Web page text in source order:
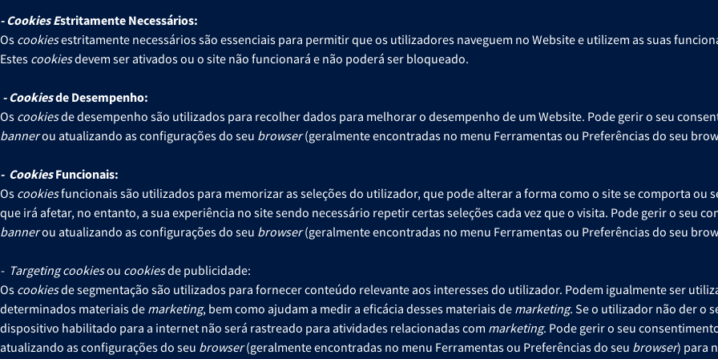
- Cookies Estritamente Necessários:
Os cookiesestritamente necessários são essenciais para permitir que os utilizadores naveguem no Website e utilizem as suas
Estes cookiesdevem ser ativados ou o site não funcionará e não poderá ser bloqueado.
- Cookiesde Desempenho:
Os cookiesde desempenho são utilizados para recolher dados para melhorar o desempenho de um Website. Pode gerir o seu
bannerou atualizando as configurações do seu browser(geralmente encontradas no menu Ferramentas ou Preferências do seu
- CookiesFuncionais:
Os cookiesfuncionais são utilizados para memorizar as seleções do utilizador, que pode alterar a forma como o site se comporta ou
que irá afetar, no entanto, a sua experiência no site sendo necessário repetir certas seleções cada vez que o visita. Pode gerir o seu
bannerou atualizando as configurações do seu browser(geralmente encontradas no menu Ferramentas ou Preferências do seu
- Targeting cookiesou cookiesde publicidade:
Os cookiesde segmentação são utilizados para fornecer conteúdo relevante aos interesses do utilizador. Podem igualmente ser
determinados materiais de marketing, bem como ajudam a medir a eficácia desses materiais de marketing. Se o utilizador não der o
dispositivo habilitado para a internet não será rastreado para atividades relacionadas com marketing. Pode gerir o seu
atualizando as configurações do seu browser(geralmente encontradas no menu Ferramentas ou Preferências do seu browser) para